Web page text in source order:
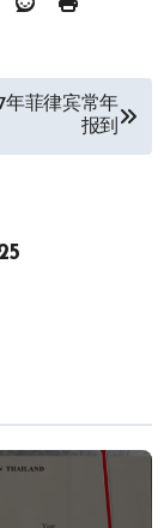
年菲律宾常年
报到